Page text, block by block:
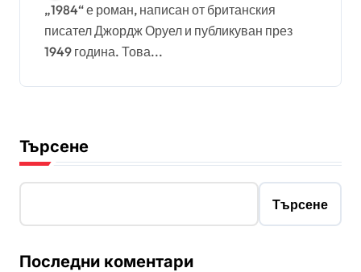
„1984“ е роман, написан от британския
писател Джордж Оруел и публикуван през
1949 година. Това...
Търсене
Търсене
Последни коментари